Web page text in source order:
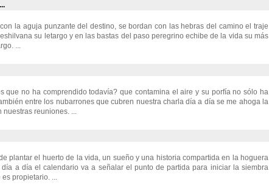
la aguja punzante del destino, se bordan con las hebras del camino el traje
su letargo y en las bastas del paso peregrino echibe de la vida su más
...
que no ha comprendido todavía? que contamina el aire y su porfía no sólo ha
entre los nubarrones que cubren nuestra charla día a día se me ahoga la
nuestras reuniones. ...
plantar el huerto de la vida, un sueño y una historia compartida en la hoguera
a día el calendario va a señalar el punto de partida para iniciar la siembra
propietario. ...